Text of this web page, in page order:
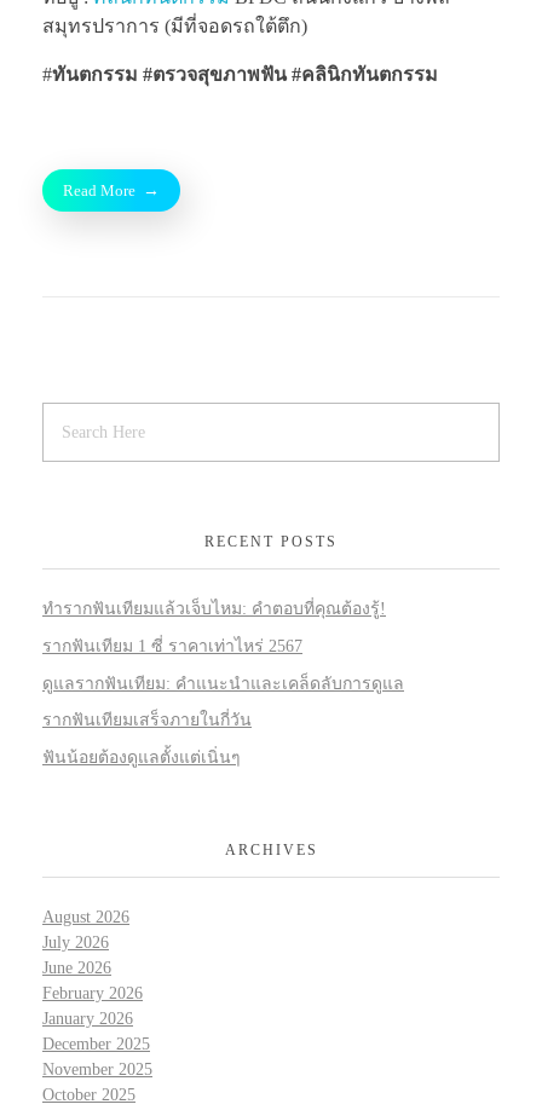
สมุทรปราการ (มีที่จอดรถใต้ตึก)
#ทันตกรรม #ตรวจสุขภาพฟัน #คลินิกทันตกรรม
Read More
RECENT POSTS
ทำรากฟันเทียมแล้วเจ็บไหม: คำตอบที่คุณต้องรู้!
รากฟันเทียม 1 ซี่ ราคาเท่าไหร่ 2567
ดูแลรากฟันเทียม: คำแนะนำและเคล็ดลับการดูแล
รากฟันเทียมเสร็จภายในกี่วัน
ฟันน้อยต้องดูแลตั้งแต่เนิ่นๆ
ARCHIVES
August 2026
July 2026
June 2026
February 2026
January 2026
December 2025
November 2025
October 2025